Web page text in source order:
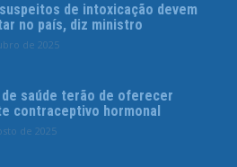
de intoxicação devem
no país, diz ministro
de 2025
de saúde terão de oferecer
contraceptivo hormonal
de 2025